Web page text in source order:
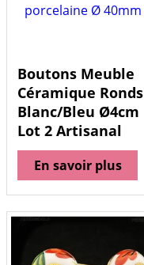
Boutons Meuble
Céramique Ronds
Blanc/Bleu Ø4cm
Lot 2 Artisanal
En savoir plus